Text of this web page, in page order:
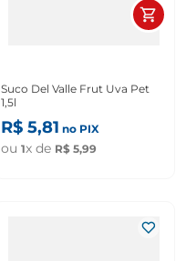
Suco Del Valle Frut Uva Pet
1,5l
R$ 5,81 no PIX
ou 1x de R$ 5,99